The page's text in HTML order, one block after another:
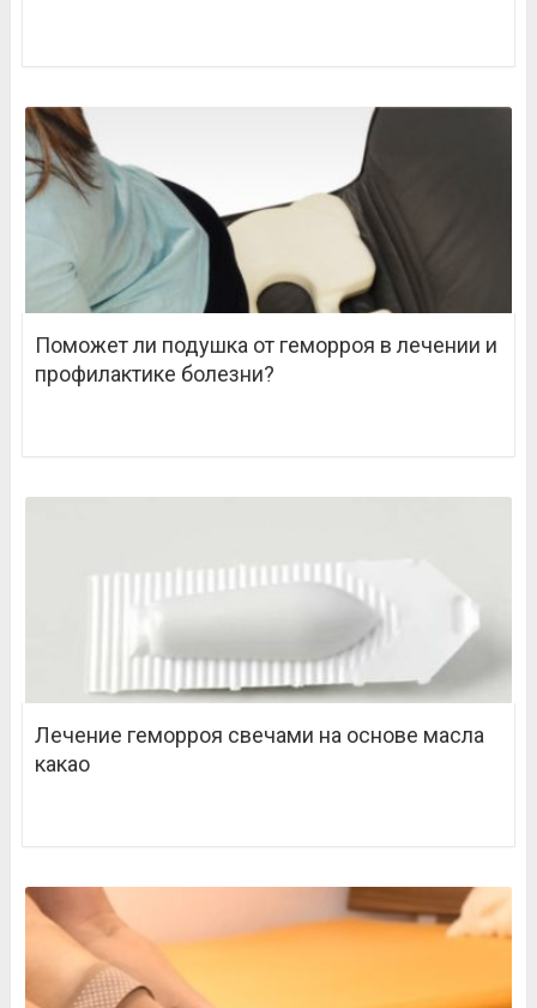
Поможет ли подушка от геморроя в лечении и
профилактике болезни?
Лечение геморроя свечами на основе масла
какао